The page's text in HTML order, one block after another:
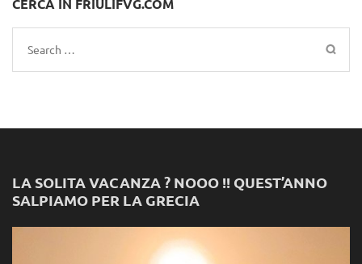
CERCA IN FRIULIFVG.COM
Search
for:
LA SOLITA VACANZA ? NOOO !! QUEST’ANNO
SALPIAMO PER LA GRECIA